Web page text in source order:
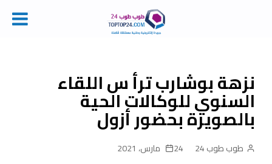
contentنزهة بوشارب ترأ س اللقاء
السنوي للوكالات الحية
بالصويرة بحضور أزول
طوب طوب 24 24 مارس، 2021